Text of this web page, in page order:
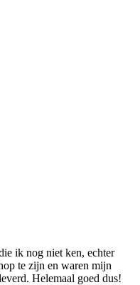
ik nog niet ken, echter
te zijn en waren mijn
Helemaal goed dus!